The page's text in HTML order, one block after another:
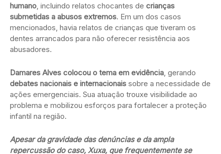
humano, incluindo relatos chocantes de crianças
submetidas a abusos extremos. Em um dos casos
mencionados, havia relatos de crianças que tiveram os
dentes arrancados para não oferecer resistência aos
abusadores.
Damares Alves colocou o tema em evidência, gerando
debates nacionais e internacionais sobre a necessidade de
ações emergenciais. Sua atuação trouxe visibilidade ao
problema e mobilizou esforços para fortalecer a proteção
infantil na região.
Apesar da gravidade das denúncias e da ampla
repercussão do caso, Xuxa, que frequentemente se